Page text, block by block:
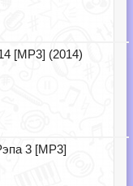
[MP3] (2014)
3 [MP3]